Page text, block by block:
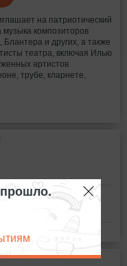
на патриотический
композиторов
и других, а также
театра, включая Илью
артистов
трубе, кларнете,